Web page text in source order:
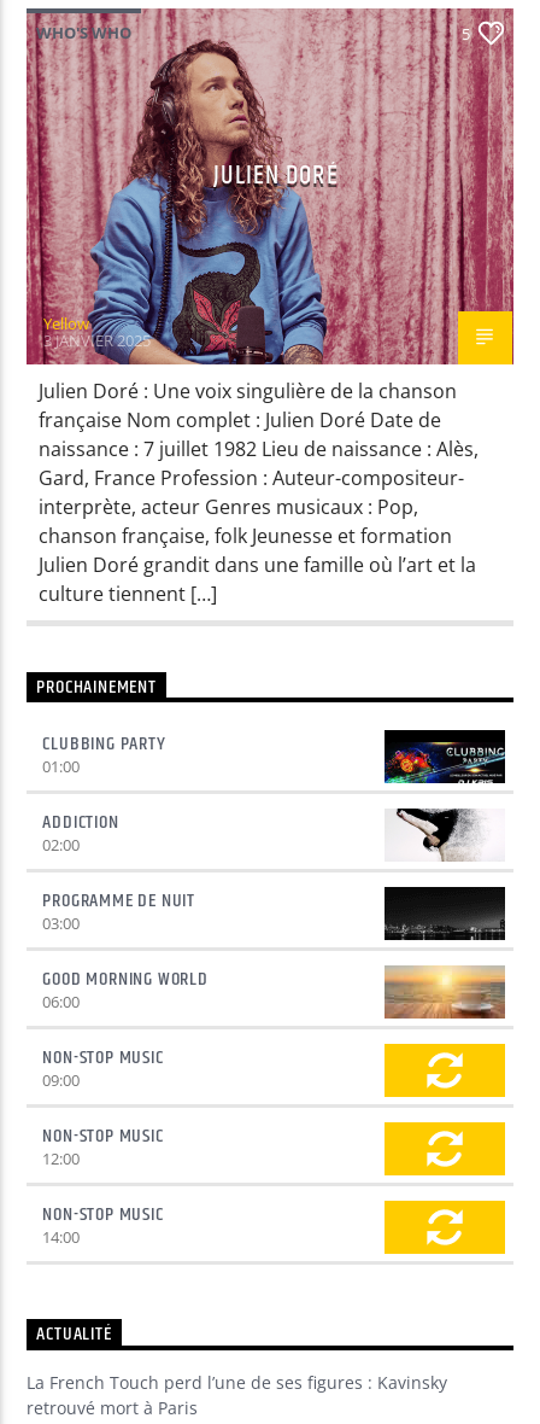
EN CE MOMENT
SOULFUL UNDERGROUND
DJ VIBE
EMISSION EN COURS
SOULFUL UNDERGROUND
00:00 00:59
UPCOMING SHOW
CLUBBING PARTY
01:00 01:59
Yellow Radio
WHO'S WHO 5
JULIEN DORÉ
Yellow
3 JANVIER 2025
Julien Doré : Une voix singulière de la chanson
française Nom complet : Julien Doré Date de
naissance : 7 juillet 1982 Lieu de naissance : Alès,
Gard, France Profession : Auteur-compositeur-
interprète, acteur Genres musicaux : Pop,
chanson française, folk Jeunesse et formation
Julien Doré grandit dans une famille où l’art et la
culture tiennent […]
PROCHAINEMENT
CLUBBING PARTY
01:00
ADDICTION
02:00
PROGRAMME DE NUIT
03:00
GOOD MORNING WORLD
06:00
NON-STOP MUSIC
09:00
NON-STOP MUSIC
12:00
NON-STOP MUSIC
14:00
ACTUALITÉ
La French Touch perd l’une de ses figures : Kavinsky
retrouvé mort à Paris